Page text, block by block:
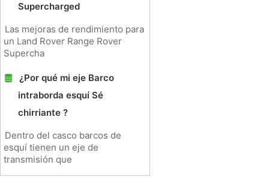
Supercharged
Las mejoras de rendimiento para
un Land Rover Range Rover
Supercha
¿Por qué mi eje Barco
intraborda esquí Sé
chirriante ?
Dentro del casco barcos de
esquí tienen un eje de
transmisión que